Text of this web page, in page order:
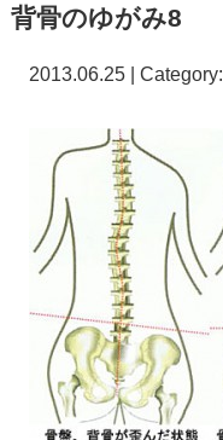
背骨のゆがみ8
2013.06.25 | Category: